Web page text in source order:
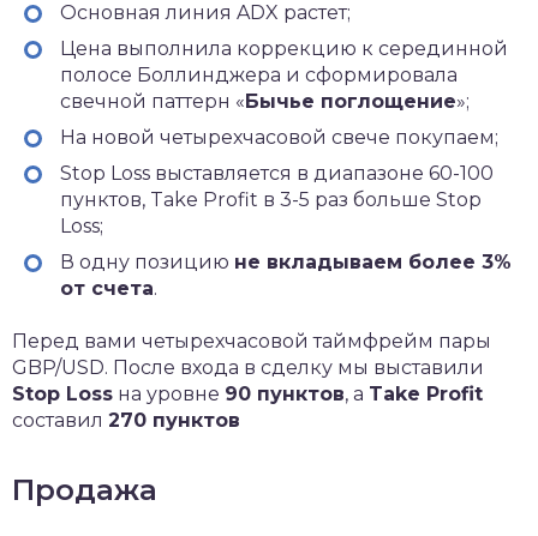
Основная линия ADX растет;
Цена выполнила коррекцию к серединной
полосе Боллинджера и сформировала
свечной паттерн «Бычье поглощение»;
На новой четырехчасовой свече покупаем;
Stop Loss выставляется в диапазоне 60-100
пунктов, Take Profit в 3-5 раз больше Stop
Loss;
В одну позицию не вкладываем более 3%
от счета.
Перед вами четырехчасовой таймфрейм пары
GBP/USD. После входа в сделку мы выставили
Stop Loss на уровне 90 пунктов, а Take Profit
составил 270 пунктов
Продажа